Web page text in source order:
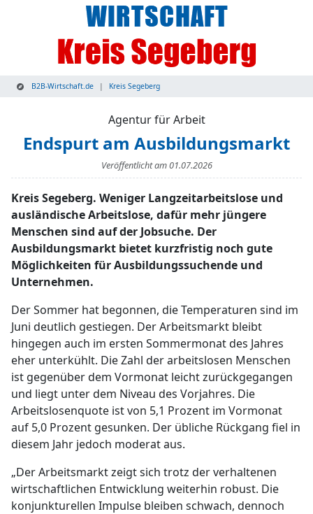
B2B-Wirtschaft.de Kreis Segeberg
Agentur für Arbeit
Endspurt am Ausbildungsmarkt
Veröffentlicht am01.07.2026
Kreis Segeberg. Weniger Langzeitarbeitslose und
ausländische Arbeitslose, dafür mehr jüngere
Menschen sind auf der Jobsuche. Der
Ausbildungsmarkt bietet kurzfristig noch gute
Möglichkeiten für Ausbildungssuchende und
Unternehmen.
Der Sommer hat begonnen, die Temperaturen sind im
Juni deutlich gestiegen. Der Arbeitsmarkt bleibt
hingegen auch im ersten Sommermonat des Jahres
eher unterkühlt. Die Zahl der arbeitslosen Menschen
ist gegenüber dem Vormonat leicht zurückgegangen
und liegt unter dem Niveau des Vorjahres. Die
Arbeitslosenquote ist von 5,1 Prozent im Vormonat
auf 5,0 Prozent gesunken. Der übliche Rückgang fiel in
diesem Jahr jedoch moderat aus.
„Der Arbeitsmarkt zeigt sich trotz der verhaltenen
wirtschaftlichen Entwicklung weiterhin robust. Die
konjunkturellen Impulse bleiben schwach, dennoch